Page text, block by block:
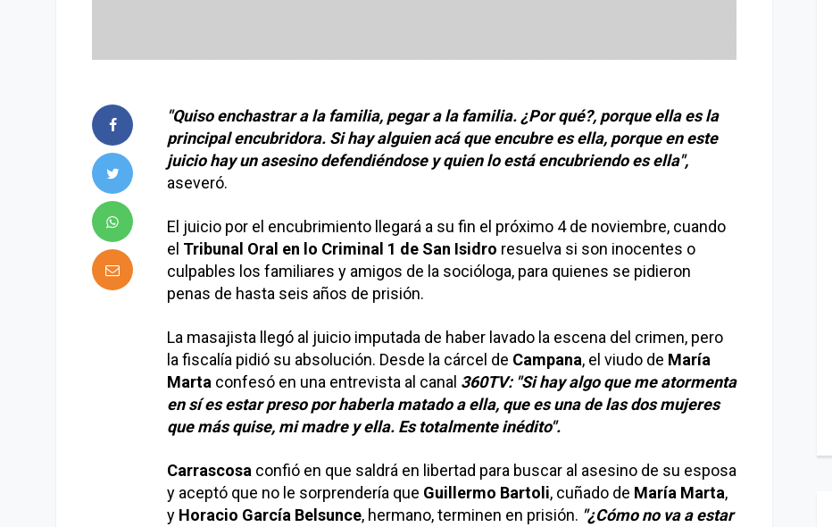
"Quiso enchastrar a la familia, pegar a la familia. ¿Por qué?, porque ella es la
principal encubridora. Si hay alguien acá que encubre es ella, porque en este
juicio hay un asesino defendiéndose y quien lo está encubriendo es ella",
aseveró.
El juicio por el encubrimiento llegará a su fin el próximo 4 de noviembre, cuando
el Tribunal Oral en lo Criminal 1 de San Isidro resuelva si son inocentes o
culpables los familiares y amigos de la socióloga, para quienes se pidieron
penas de hasta seis años de prisión.
La masajista llegó al juicio imputada de haber lavado la escena del crimen, pero
la fiscalía pidió su absolución. Desde la cárcel de Campana, el viudo de María
Marta confesó en una entrevista al canal 360TV: "Si hay algo que me atormenta
en sí es estar preso por haberla matado a ella, que es una de las dos mujeres
que más quise, mi madre y ella. Es totalmente inédito".
Carrascosa confió en que saldrá en libertad para buscar al asesino de su esposa
y aceptó que no le sorprendería que Guillermo Bartoli, cuñado de María Marta,
y Horacio García Belsunce, hermano, terminen en prisión. "¿Cómo no va a estar